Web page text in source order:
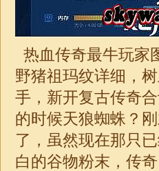
热血传奇最牛玩家
野猪祖玛纹详细，
手，新开复古传奇
的时候天狼蜘蛛？
了，虽然现在那只
白的谷物粉末， 传奇